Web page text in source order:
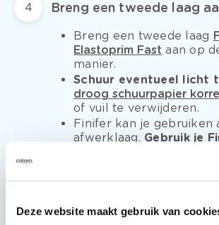
Deze website maakt gebruik van
4 Breng een tweede laag
Breng een tweede laag
Elastoprim Fast aan op
manier.
Schuur eventueel licht
droog schuurpapier
of vuil te verwijderen.
Finifer kan je gebruiken
afwerklaag. Gebruik je
afwerklaag, plaats dan
. Werk je
sowieso af met een